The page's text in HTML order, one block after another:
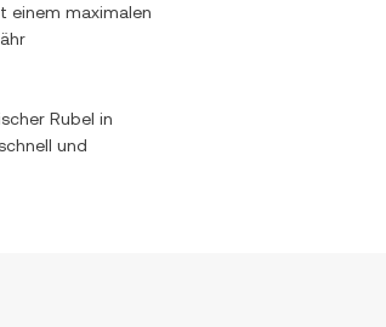
einem maximalen
Rubel in
und